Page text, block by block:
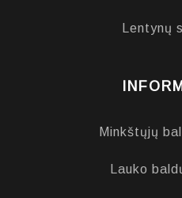
Lentynų
Minkštųjų
Lauko